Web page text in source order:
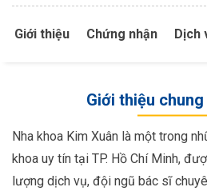
Giới thiệu Chứng nhận Dịch
Giới thiệu
Nha khoa Kim Xuân là một trong
khoa uy tín tại TP. Hồ Chí Minh,
lượng dịch vụ, đội ngũ bác sĩ